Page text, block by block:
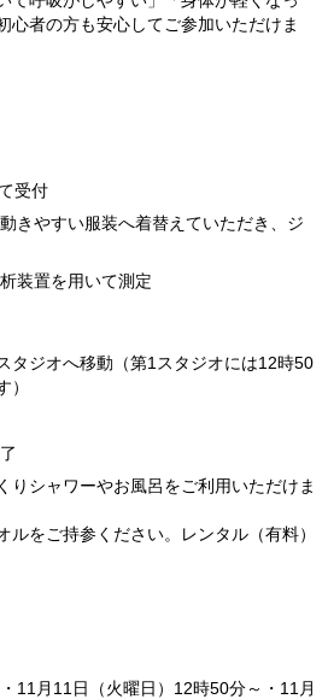
心者の方も安心してご参加いただけま
受付
きやすい服装へ着替えていただき、ジ
装置を用いて測定
タジオへ移動（第1スタジオには12時50
）
りシャワーやお風呂をご利用いただけま
をご持参ください。レンタル（有料）
11月11日（火曜日）12時50分～・11月